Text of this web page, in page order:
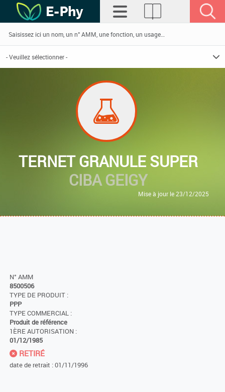
TERNET GRANULE SUPER
CIBA GEIGY
Mise à jour le 23/12/2025
N° AMM
8500506
TYPE DE PRODUIT :
PPP
TYPE COMMERCIAL :
Produit de référence
1ÈRE AUTORISATION :
01/12/1985
RETIRÉ
date de retrait : 01/11/1996